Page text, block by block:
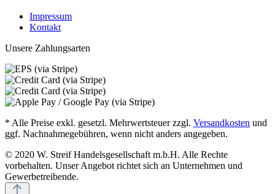
Impressum
Kontakt
Unsere Zahlungsarten
* Alle Preise exkl. gesetzl. Mehrwertsteuer zzgl. Versandkosten und
ggf. Nachnahmegebühren, wenn nicht anders angegeben.
© 2020 W. Streif Handelsgesellschaft m.b.H. Alle Rechte
vorbehalten. Unser Angebot richtet sich an Unternehmen und
Gewerbetreibende.